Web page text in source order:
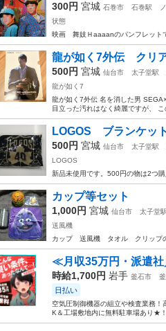
300円 宮城 石巻市 石巻駅
状態
映画 舞妓Ｈaaaanのパンフレット
龍が如く7外伝 クリ
500円 宮城 仙台市 太子堂駅
龍が如く7
龍が如く7外伝 名を消した男
目立った汚れはなく綺麗ですが、
LOGOS ブランケット
500円 宮城 仙台市 太子堂駅
LOGOS
新品未使用です。500円の物は2つ購
カップ等セット
1,000円 宮城 仙台市 太子堂駅
送風機
カップ 送風機 タオル クリップの
≪月収35万円・派遣
時給1,700円 岩手 釜石市
日払い
空気圧制御機器の組立や検査業務
K＆工場敷地内に無料駐車場あり★